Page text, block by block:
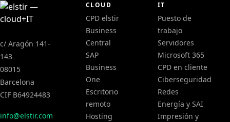
c/ Aragón 141-
143
08015
Barcelona
CIF B64924483
info@elstir.com
CLOUD
CPD elstir
Business
Central
SAP
Business
One
Escritorio
remoto
Hosting
IT
Puesto de
trabajo
Servidores
Microsoft 365
CPD en cliente
Ciberseguridad
Redes
Energía y SAI
Impresión y